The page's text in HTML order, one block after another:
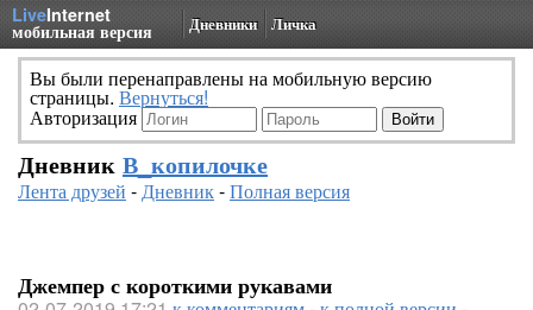
LiveInternet
мобильная версия Дневники Личка
Вы были перенаправлены на мобильную версию
страницы. Вернуться!
Авторизация
Дневник В_копилочке
Лента друзей -Дневник-Полная версия
Джемпер с короткими рукавами